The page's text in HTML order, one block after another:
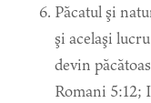
Păcatul şi
şi acelaşi
devin
Romani 5:12;